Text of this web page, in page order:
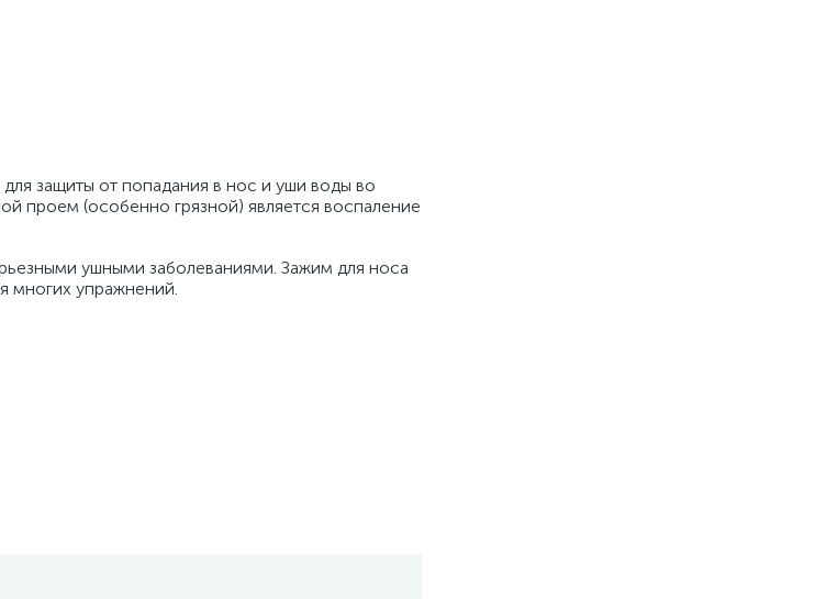
защиты от попадания в нос и уши воды во
проем (особенно грязной) является воспаление
ушными заболеваниями. Зажим для носа
многих упражнений.